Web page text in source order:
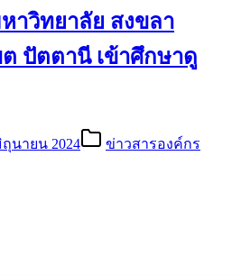
าวิทยาลัย สงขลา
ปัตตานี เข้าศึกษาดู
ถุนายน 2024
ข่าวสารองค์กร